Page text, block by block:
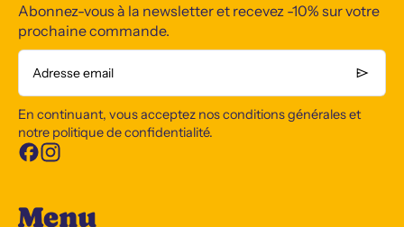
Abonnez-vous à la newsletter et recevez -10% sur votre
prochaine commande.
Adresse email
En continuant, vous acceptez nos conditions générales et
notre politique de confidentialité.
Menu